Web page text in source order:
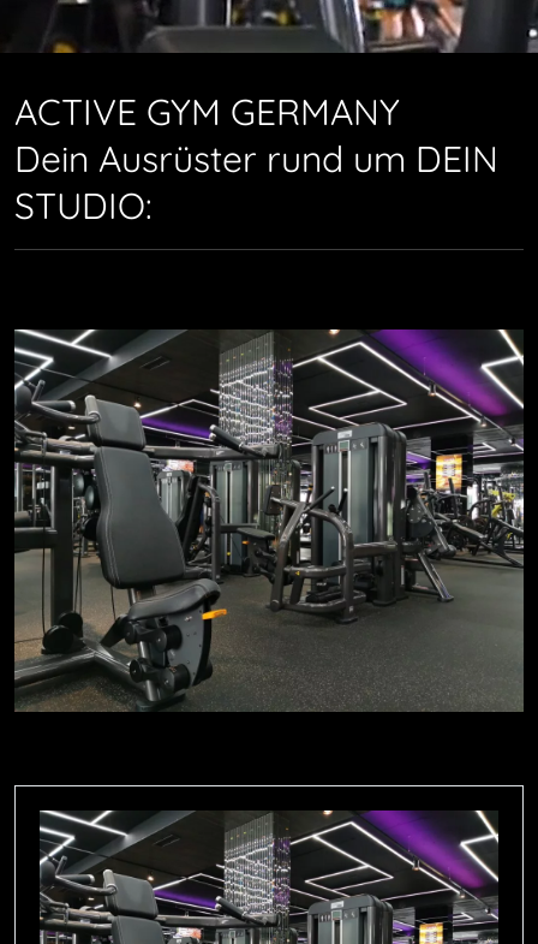
ACTIVE GYM GERMANY
Dein Ausrüster rund um DEIN
STUDIO: